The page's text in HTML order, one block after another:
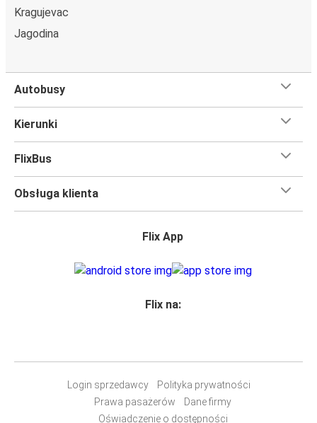
Kragujevac
Jagodina
Autobusy
Kierunki
FlixBus
Obsługa klienta
Flix App
Flix na:
Login sprzedawcy
Polityka prywatności
Prawa pasażerów
Dane firmy
Oświadczenie o dostępności